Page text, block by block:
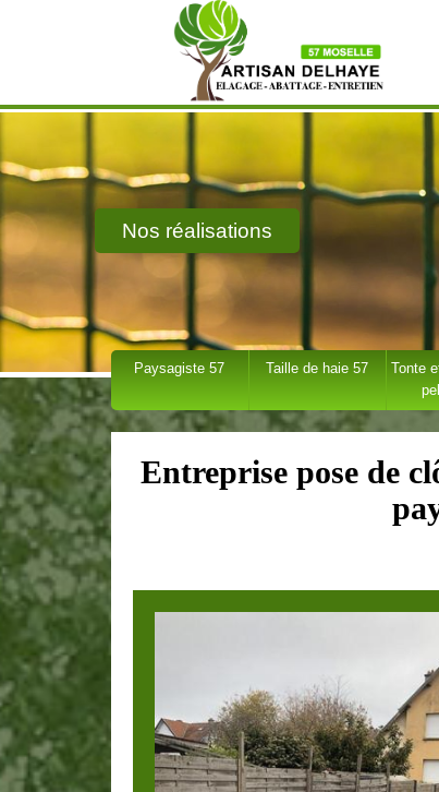
Nos réalisations
Paysagiste 57 Taille de haie 57
Tonte
Entreprise pose de